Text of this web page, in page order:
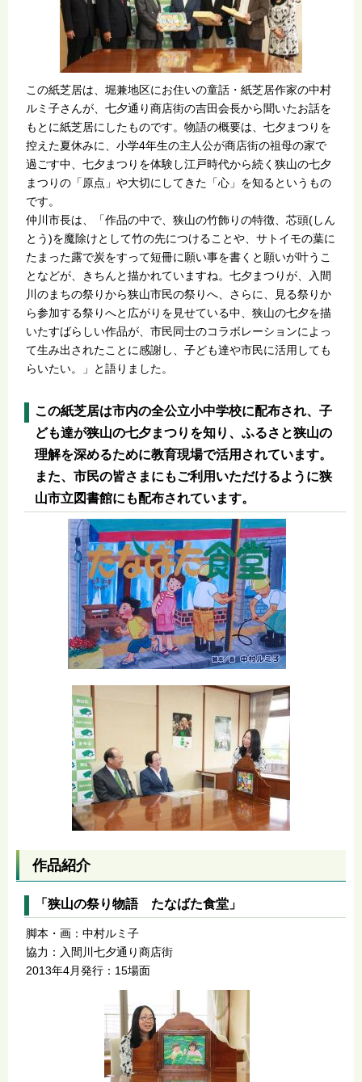
この紙芝居は、堀兼地区にお住いの童話・紙芝居作家の中村
ルミ子さんが、七夕通り商店街の吉田会長から聞いたお話を
もとに紙芝居にしたものです。物語の概要は、七夕まつりを
控えた夏休みに、小学4年生の主人公が商店街の祖母の家で
過ごす中、七夕まつりを体験し江戸時代から続く狭山の七夕
まつりの「原点」や大切にしてきた「心」を知るというもの
です。
仲川市長は、「作品の中で、狭山の竹飾りの特徴、芯頭(しん
とう)を魔除けとして竹の先につけることや、サトイモの葉に
たまった露で炭をすって短冊に願い事を書くと願いが叶うこ
となどが、きちんと描かれていますね。七夕まつりが、入間
川のまちの祭りから狭山市民の祭りへ、さらに、見る祭りか
ら参加する祭りへと広がりを見せている中、狭山の七夕を描
いたすばらしい作品が、市民同士のコラボレーションによっ
て生み出されたことに感謝し、子ども達や市民に活用しても
らいたい。」と語りました。
この紙芝居は市内の全公立小中学校に配布され、子
ども達が狭山の七夕まつりを知り、ふるさと狭山の
理解を深めるために教育現場で活用されています。
また、市民の皆さまにもご利用いただけるように狭
山市立図書館にも配布されています。
作品紹介
「狭山の祭り物語 たなばた食堂」
脚本・画：中村ルミ子
協力：入間川七夕通り商店街
2013年4月発行：15場面